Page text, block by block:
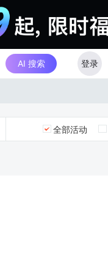
AI 搜索 登录
全部活动